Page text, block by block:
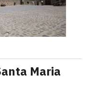
Maria